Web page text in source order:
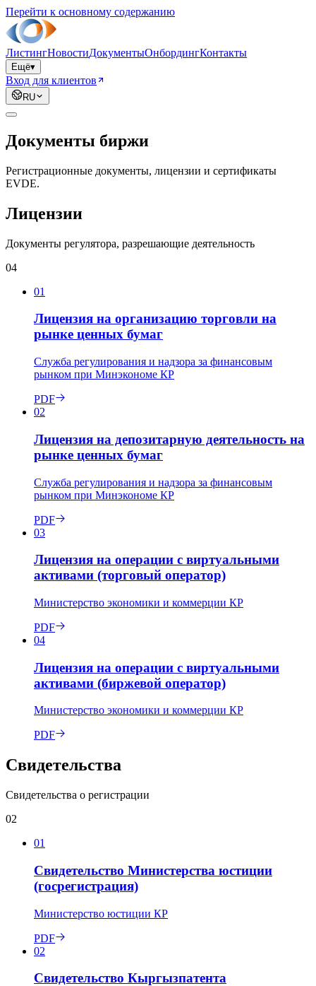
Перейти к основному содержанию
ЛистингНовостиДокументыОнбордингКонтакты
Ещё▾
Вход для клиентов
RU
Документы биржи
Регистрационные документы, лицензии и сертификаты
EVDE.
Лицензии
Документы регулятора, разрешающие деятельность
04
01
Лицензия на организацию торговли на
рынке ценных бумаг
Служба регулирования и надзора за финансовым
рынком при Минэкономе КР
PDF
02
Лицензия на депозитарную деятельность на
рынке ценных бумаг
Служба регулирования и надзора за финансовым
рынком при Минэкономе КР
PDF
03
Лицензия на операции с виртуальными
активами (торговый оператор)
Министерство экономики и коммерции КР
PDF
04
Лицензия на операции с виртуальными
активами (биржевой оператор)
Министерство экономики и коммерции КР
PDF
Свидетельства
Свидетельства о регистрации
02
01
Свидетельство Министерства юстиции
(госрегистрация)
Министерство юстиции КР
PDF
02
Свидетельство Кыргызпатента